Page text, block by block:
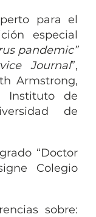
para el
especial
pandemic”
Journal”,
Armstrong,
Instituto de
de
“Doctor
Colegio
sobre: